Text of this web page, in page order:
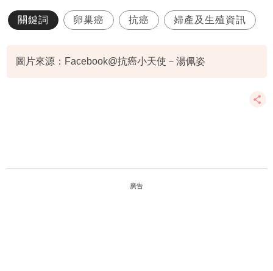
關鍵詞 卵巢癌 抗癌 婦產及生殖資訊
圖片來源：Facebook@抗癌小天使－湯佩姿
廣告